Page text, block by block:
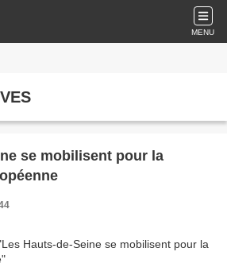
MENU
se mobilisent pour la